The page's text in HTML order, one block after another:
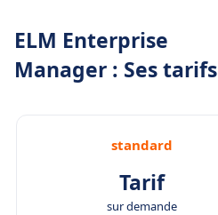
ELM Enterprise
Manager : Ses tarifs
standard
Tarif
sur demande